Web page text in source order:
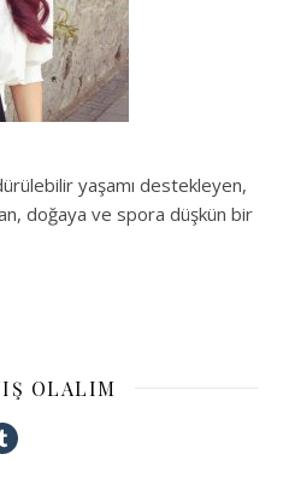
yaşamı destekleyen,
doğaya ve spora düşkün bir
OLALIM